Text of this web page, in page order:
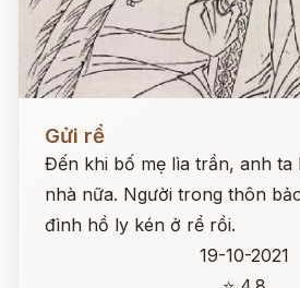
Gửi rể
Đến khi bố mẹ lìa trần, anh ta
nhà nữa. Người trong thôn
đình hồ ly kén ở rể rồi.
19-10-2021